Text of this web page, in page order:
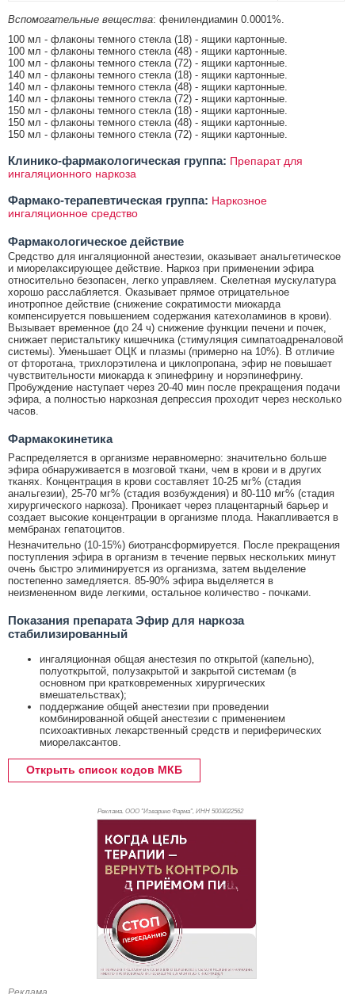
Вспомогательные вещества: фенилендиамин 0.0001%.
100 мл - флаконы темного стекла (18) - ящики картонные.
100 мл - флаконы темного стекла (48) - ящики картонные.
100 мл - флаконы темного стекла (72) - ящики картонные.
140 мл - флаконы темного стекла (18) - ящики картонные.
140 мл - флаконы темного стекла (48) - ящики картонные.
140 мл - флаконы темного стекла (72) - ящики картонные.
150 мл - флаконы темного стекла (18) - ящики картонные.
150 мл - флаконы темного стекла (48) - ящики картонные.
150 мл - флаконы темного стекла (72) - ящики картонные.
Клинико-фармакологическая группа: Препарат для
ингаляционного наркоза
Фармако-терапевтическая группа: Наркозное
ингаляционное средство
Фармакологическое действие
Средство для ингаляционной анестезии, оказывает анальгетическое
и миорелаксирующее действие. Наркоз при применении эфира
относительно безопасен, легко управляем. Скелетная мускулатура
хорошо расслабляется. Оказывает прямое отрицательное
инотропное действие (снижение сократимости миокарда
компенсируется повышением содержания катехоламинов в крови).
Вызывает временное (до 24 ч) снижение функции печени и почек,
снижает перистальтику кишечника (стимуляция симпатоадреналовой
системы). Уменьшает ОЦК и плазмы (примерно на 10%). В отличие
от фторотана, трихлорэтилена и циклопропана, эфир не повышает
чувствительности миокарда к эпинефрину и норэпинефрину.
Пробуждение наступает через 20-40 мин после прекращения подачи
эфира, а полностью наркозная депрессия проходит через несколько
часов.
Фармакокинетика
Распределяется в организме неравномерно: значительно больше
эфира обнаруживается в мозговой ткани, чем в крови и в других
тканях. Концентрация в крови составляет 10-25 мг% (стадия
анальгезии), 25-70 мг% (стадия возбуждения) и 80-110 мг% (стадия
хирургического наркоза). Проникает через плацентарный барьер и
создает высокие концентрации в организме плода. Накапливается в
мембранах гепатоцитов.
Незначительно (10-15%) биотрансформируется. После прекращения
поступления эфира в организм в течение первых нескольких минут
очень быстро элиминируется из организма, затем выделение
постепенно замедляется. 85-90% эфира выделяется в
неизмененном виде легкими, остальное количество - почками.
Показания препарата Эфир для наркоза
стабилизированный
ингаляционная общая анестезия по открытой (капельно),
полуоткрытой, полузакрытой и закрытой системам (в
основном при кратковременных хирургических
вмешательствах);
поддержание общей анестезии при проведении
комбинированной общей анестезии с применением
психоактивных лекарственный средств и периферических
миорелаксантов.
Открыть список кодов МКБ
Реклама. ООО "Изварино Фарма", ИНН 5003022562